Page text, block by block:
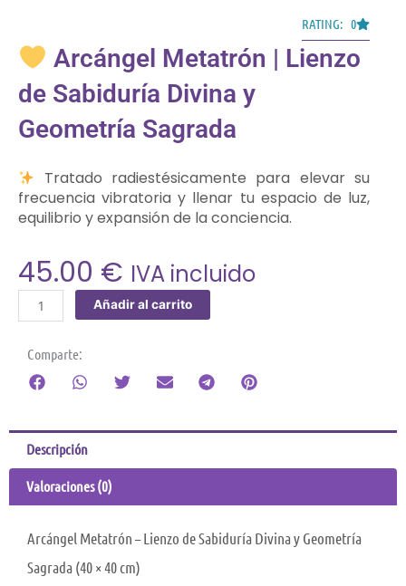
RATING: 0
Arcángel Metatrón | Lienzo
de Sabiduría Divina y
Geometría Sagrada
Tratado radiestésicamente para elevar su
frecuencia vibratoria y llenar tu espacio de luz,
equilibrio y expansión de la conciencia.
45.00 € IVA incluido
Arcángel
Lienzo
Geometría
Añadir al carrito
Comparte:
Descripción
Valoraciones (0)
Arcángel Metatrón – Lienzo de Sabiduría Divina y Geometría
Sagrada (40 × 40 cm)